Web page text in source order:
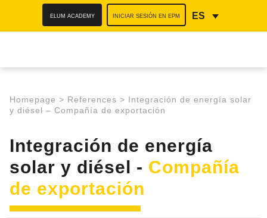
ELUM ACADEMY INICIAR SESIÓN EN EPM ES
Homepage > References > Integración de energía solar
y diésel – Compañía de exportación​
Integración de energía
solar y diésel - Compañía
de exportación